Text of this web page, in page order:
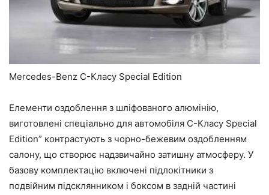
Mercedes-Benz C-Класу Special Edition
Елементи оздоблення з шліфованого алюмінію,
виготовлені спеціально для автомобіля C-Класу Special
Edition” контрастують з чорно-бежевим оздобленням
салону, що створює надзвичайно затишну атмосферу. У
базову комплектацію включені підлокітники з
подвійним підсклянником і боксом в задній частині